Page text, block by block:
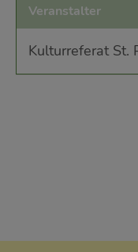
Veranstalter
Kulturreferat St.